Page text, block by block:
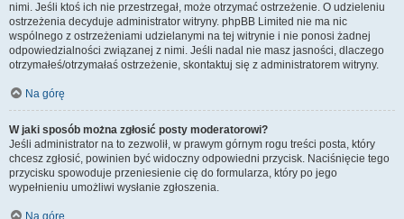
nimi. Jeśli ktoś ich nie przestrzegał, może otrzymać ostrzeżenie. O udzieleniu
ostrzeżenia decyduje administrator witryny. phpBB Limited nie ma nic
wspólnego z ostrzeżeniami udzielanymi na tej witrynie i nie ponosi żadnej
odpowiedzialności związanej z nimi. Jeśli nadal nie masz jasności, dlaczego
otrzymałeś/otrzymałaś ostrzeżenie, skontaktuj się z administratorem witryny.
Na górę
W jaki sposób można zgłosić posty moderatorowi?
Jeśli administrator na to zezwolił, w prawym górnym rogu treści posta, który
chcesz zgłosić, powinien być widoczny odpowiedni przycisk. Naciśnięcie tego
przycisku spowoduje przeniesienie cię do formularza, który po jego
wypełnieniu umożliwi wysłanie zgłoszenia.
Na górę